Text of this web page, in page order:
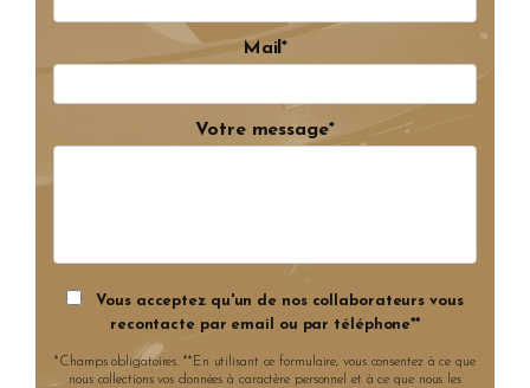
Mail*
Votre message*
Vous acceptez qu'un de nos collaborateurs vous
recontacte par email ou par téléphone**
*Champs obligatoires. **En utilisant ce formulaire, vous consentez à ce que
nous collections vos données à caractère personnel et à ce que nous les